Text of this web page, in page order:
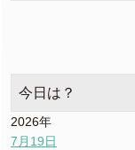
今日は？
2026年
7月19日